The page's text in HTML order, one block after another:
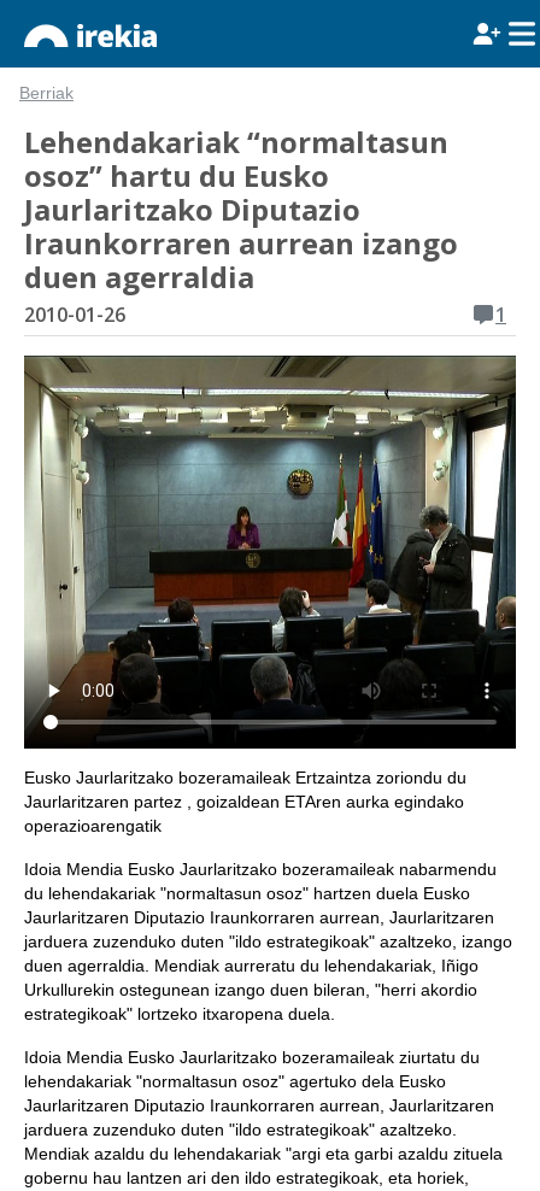
Berriak
Lehendakariak “normaltasun
osoz” hartu du Eusko
Jaurlaritzako Diputazio
Iraunkorraren aurrean izango
duen agerraldia
2010-01-26 1
Eusko Jaurlaritzako bozeramaileak Ertzaintza zoriondu du
Jaurlaritzaren partez , goizaldean ETAren aurka egindako
operazioarengatik
Idoia Mendia Eusko Jaurlaritzako bozeramaileak nabarmendu
du lehendakariak "normaltasun osoz" hartzen duela Eusko
Jaurlaritzaren Diputazio Iraunkorraren aurrean, Jaurlaritzaren
jarduera zuzenduko duten "ildo estrategikoak" azaltzeko, izango
duen agerraldia. Mendiak aurreratu du lehendakariak, Iñigo
Urkullurekin ostegunean izango duen bileran, "herri akordio
estrategikoak" lortzeko itxaropena duela.
Idoia Mendia Eusko Jaurlaritzako bozeramaileak ziurtatu du
lehendakariak "normaltasun osoz" agertuko dela Eusko
Jaurlaritzaren Diputazio Iraunkorraren aurrean, Jaurlaritzaren
jarduera zuzenduko duten "ildo estrategikoak" azaltzeko.
Mendiak azaldu du lehendakariak "argi eta garbi azaldu zituela
gobernu hau lantzen ari den ildo estrategikoak, eta horiek,